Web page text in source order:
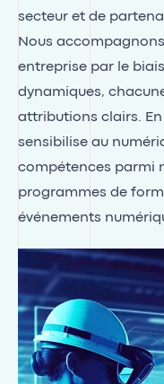
secteur et de
Nous
entreprise par le
dynamiques,
attributions clairs.
sensibilise au
compétences parmi
programmes de
événements